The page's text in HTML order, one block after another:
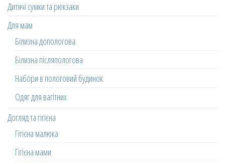
Дитячі сумки та рюкзаки
Для мам
Білизна допологова
Білизна післяпологова
Набори в пологовий будинок
Одяг для вагітних
Догляд та гігієна
Гігієна малюка
Гігієна мами